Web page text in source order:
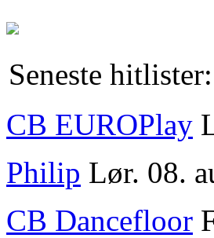
Seneste hitlister:
CB EUROPlay
Philip Lør. 08.
CB Dancefloor